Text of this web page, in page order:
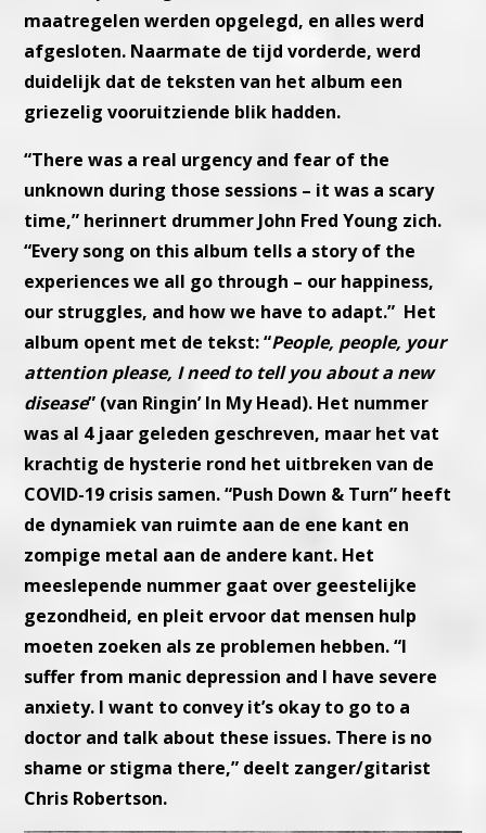
maatregelen werden opgelegd, en alles werd
afgesloten. Naarmate de tijd vorderde, werd
duidelijk dat de teksten van het album een
griezelig vooruitziende blik hadden.
“There was a real urgency and fear of the
unknown during those sessions – it was a scary
time,” herinnert drummer John Fred Young zich.
“Every song on this album tells a story of the
experiences we all go through – our happiness,
our struggles, and how we have to adapt.” Het
album opent met de tekst: “People, people, your
attention please, I need to tell you about a new
disease” (van Ringin’ In My Head). Het nummer
was al 4 jaar geleden geschreven, maar het vat
krachtig de hysterie rond het uitbreken van de
COVID-19 crisis samen. “Push Down & Turn” heeft
de dynamiek van ruimte aan de ene kant en
zompige metal aan de andere kant. Het
meeslepende nummer gaat over geestelijke
gezondheid, en pleit ervoor dat mensen hulp
moeten zoeken als ze problemen hebben. “I
suffer from manic depression and I have severe
anxiety. I want to convey it’s okay to go to a
doctor and talk about these issues. There is no
shame or stigma there,” deelt zanger/gitarist
Chris Robertson.